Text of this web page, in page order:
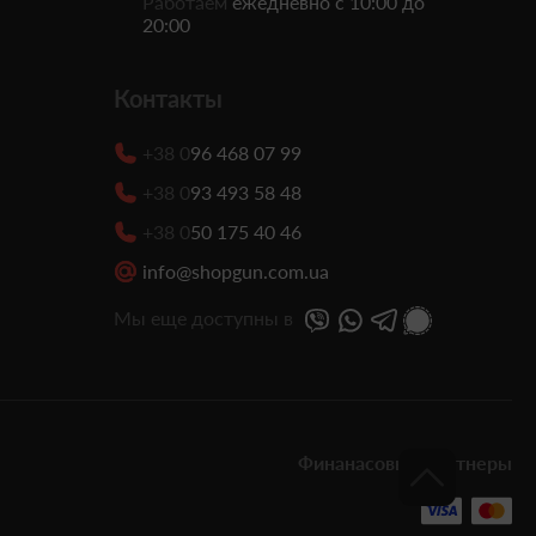
20:00
Контакты
+38 096 468 07 99
+38 093 493 58 48
+38 050 175 40 46
info@shopgun.com.ua
Мы еще доступны в
Финанасовые партнеры